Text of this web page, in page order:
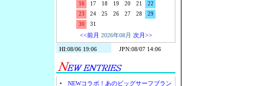
16
17 18 19 20 21
22
23
24 25 26 27 28
29
30
31
<<前月 2026年08月 次月>>
NEWコラボ！あのビッグサーフブラン